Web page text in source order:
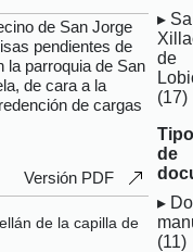
de San Jorge
pendientes de
la parroquia de San
de cara a la
de cargas
Versión PDF
de la capilla de
de
(17)
Tipo
de
(11)